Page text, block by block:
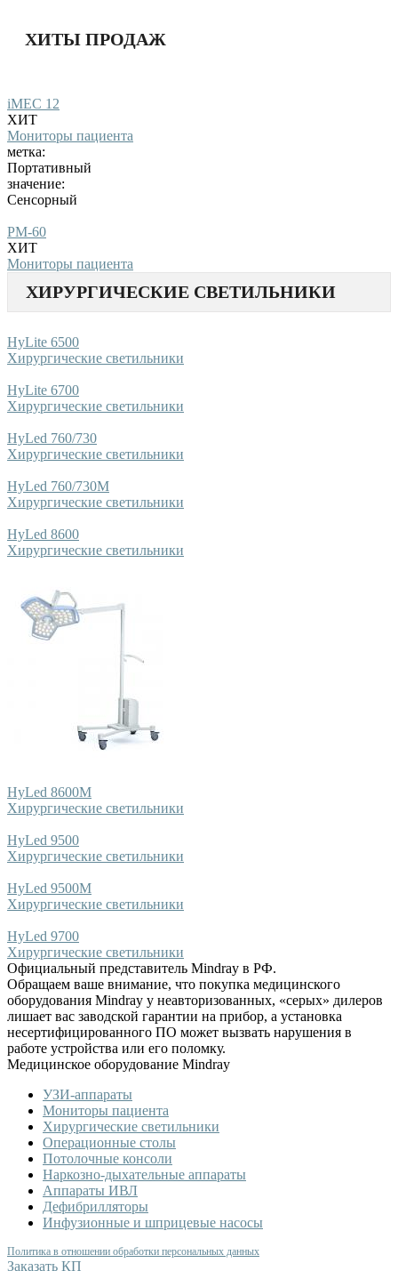
ХИТЫ ПРОДАЖ
iMEC 12
ХИТ
Мониторы пациента
метка:
Портативный
значение:
Сенсорный
PM-60
ХИТ
Мониторы пациента
ХИРУРГИЧЕСКИЕ СВЕТИЛЬНИКИ
HyLite 6500
Хирургические светильники
HyLite 6700
Хирургические светильники
HyLed 760/730
Хирургические светильники
HyLed 760/730M
Хирургические светильники
HyLed 8600
Хирургические светильники
HyLed 8600M
Хирургические светильники
HyLed 9500
Хирургические светильники
HyLed 9500M
Хирургические светильники
HyLed 9700
Хирургические светильники
Официальный представитель Mindray в РФ.
Обращаем ваше внимание, что покупка медицинского
оборудования Mindray у неавторизованных, «серых» дилеров
лишает вас заводской гарантии на прибор, а установка
несертифицированного ПО может вызвать нарушения в
работе устройства или его поломку.
Медицинское оборудование Mindray
УЗИ-аппараты
Мониторы пациента
Хирургические светильники
Операционные столы
Потолочные консоли
Наркозно-дыхательные аппараты
Аппараты ИВЛ
Дефибрилляторы
Инфузионные и шприцевые насосы
Политика в отношении обработки персональных данных
Заказать КП